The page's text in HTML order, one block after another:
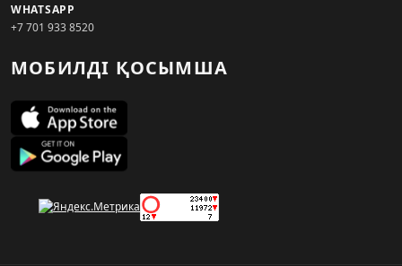
WHATSAPP
+7 701 933 8520
МОБИЛДІ ҚОСЫМША